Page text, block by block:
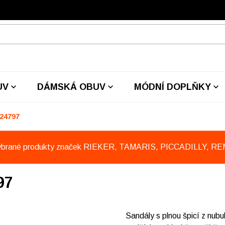
DÁMSKÁ OBUV MÓDNÍ DOPLŇKY
produkty značek RIEKER, TAMARIS, PICCADILLY,
Sandály s plnou špicí z